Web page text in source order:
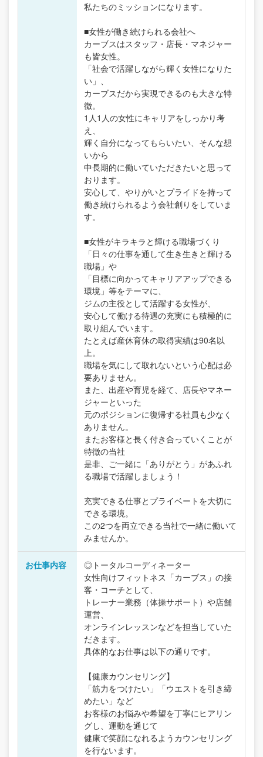
私たちのミッションになります。
■女性が働き続けられる会社へ
カーブスはスタッフ・店長・マネジャー
も皆女性。
「社会で活躍しながら輝く女性になりた
い」、
カーブスだから実現できるのも大きな特
徴。
1人1人の女性にキャリアをしっかり考
え、
輝く自分になってもらいたい、そんな想
いから
中長期的に働いていただきたいと思って
おります。
安心して、やりがいとプライドを持って
働き続けられるよう会社創りをしていま
す。
■女性がキラキラと輝ける職場づくり
「日々の仕事を通して生き生きと輝ける
職場」や
「目標に向かってキャリアアップできる
環境」等をテーマに、
ジムの主役として活躍する女性が、
安心して働ける待遇の充実にも積極的に
取り組んでいます。
たとえば産休育休の取得実績は90名以
上。
職場を気にして取れないという心配は必
要ありません。
また、出産や育児を経て、店長やマネー
ジャーといった
元のポジションに復帰する社員も少なく
ありません。
またお客様と長く付き合っていくことが
特徴の当社
是非、ご一緒に「ありがとう」があふれ
る職場で活躍しましょう！
充実できる仕事とプライベートを大切に
できる環境。
この2つを両立できる当社で一緒に働いて
みませんか。
お仕事内容
◎トータルコーディネーター
女性向けフィットネス「カーブス」の接
客・コーチとして、
トレーナー業務（体操サポート）や店舗
運営、
オンラインレッスンなどを担当していた
だきます。
具体的なお仕事は以下の通りです。
【健康カウンセリング】
「筋力をつけたい」「ウエストを引き締
めたい」など
お客様のお悩みや希望を丁寧にヒアリン
グし、運動を通じて
健康で笑顔になれるようカウンセリング
を行ないます。